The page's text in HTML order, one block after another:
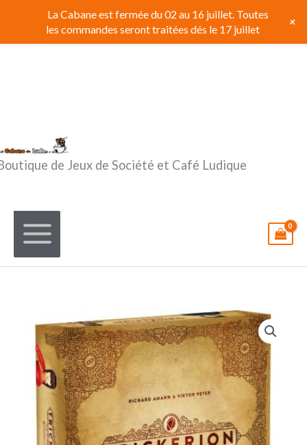
contenu
de Jeux de Société et Café Ludique
La Cabane est fermée du 02 au 16 juillet. Toutes
les commandes seront traitées dés le 17 juillet
+